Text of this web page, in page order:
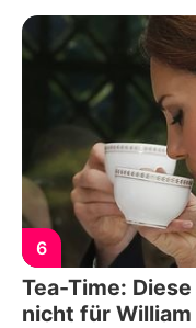
6
Tea-Time:
nicht für William